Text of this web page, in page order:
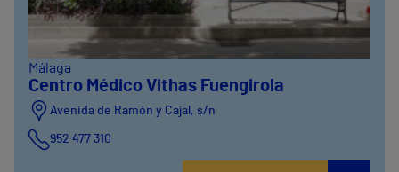
Málaga
Centro Médico Vithas Fuengirola
Avenida de Ramón y Cajal, s/n
952 477 310